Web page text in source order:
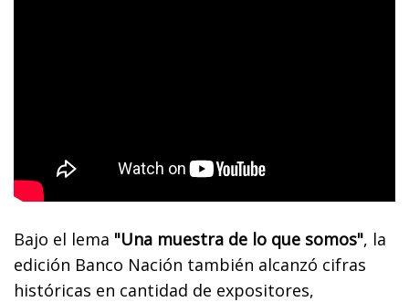
Bajo el lema "Una muestra de lo que somos", la
edición Banco Nación también alcanzó cifras
históricas en cantidad de expositores,